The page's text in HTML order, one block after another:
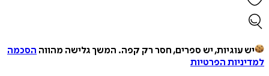
יש עוגיות, יש ספרים, חסר רק קפה. המשך גלישה מהווה הסכמה
למדיניות הפרטיות